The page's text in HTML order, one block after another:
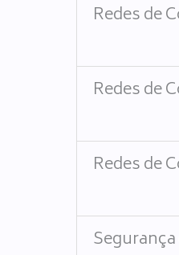
Redes de
Redes de
Redes de